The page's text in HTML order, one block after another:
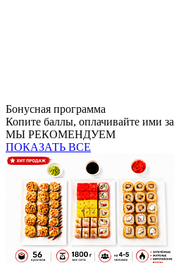
Бонусная программа
Копите баллы, оплачивайте ими
МЫ РЕКОМЕНДУЕМ
ПОКАЗАТЬ ВСЕ